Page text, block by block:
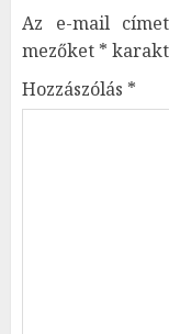
Az e-mail
mezőket *
Hozzászólás *